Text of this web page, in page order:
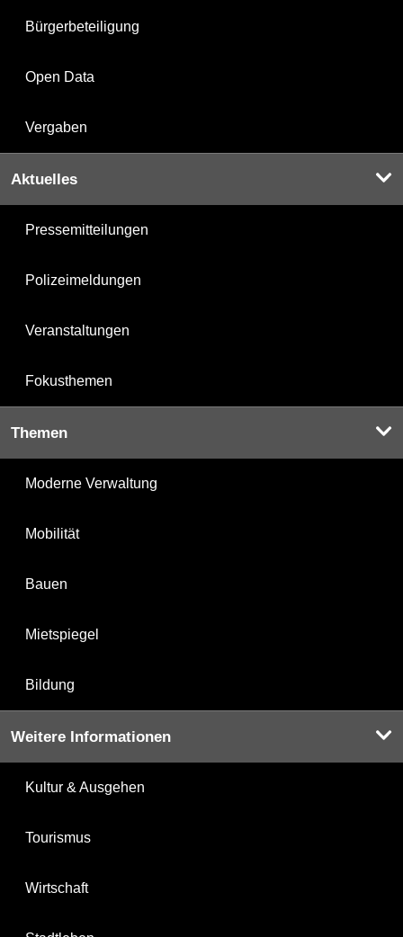
Bürgerbeteiligung
Open Data
Vergaben
Aktuelles
Pressemitteilungen
Polizeimeldungen
Veranstaltungen
Fokusthemen
Themen
Moderne Verwaltung
Mobilität
Bauen
Mietspiegel
Bildung
Weitere Informationen
Kultur & Ausgehen
Tourismus
Wirtschaft